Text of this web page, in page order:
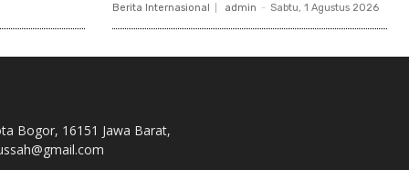
Berita Internasional admin - Sabtu, 1 Agustus 2026
Bogor, 16151 Jawa Barat,